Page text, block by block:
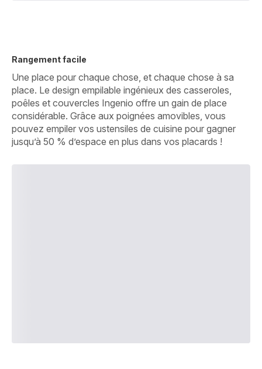
Rangement facile
Une place pour chaque chose, et chaque chose à sa
place. Le design empilable ingénieux des casseroles,
poêles et couvercles Ingenio offre un gain de place
considérable. Grâce aux poignées amovibles, vous
pouvez empiler vos ustensiles de cuisine pour gagner
jusqu’à 50 % d’espace en plus dans vos placards !